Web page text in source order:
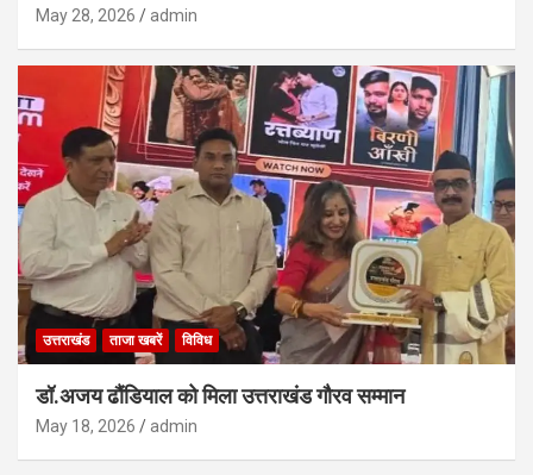
May 28, 2026 admin
उत्तराखंड ताजा खबरें विविध
डॉ.अजय ढौंडियाल को मिला उत्तराखंड गौरव सम्मान
May 18, 2026 admin